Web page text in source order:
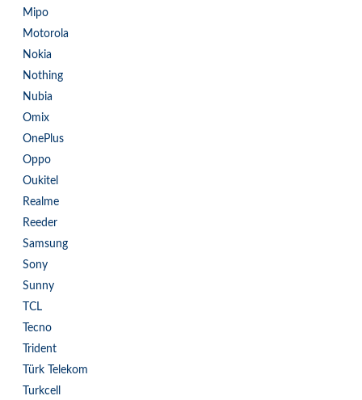
Mipo
Motorola
Nokia
Nothing
Nubia
Omix
OnePlus
Oppo
Oukitel
Realme
Reeder
Samsung
Sony
Sunny
TCL
Tecno
Trident
Türk Telekom
Turkcell